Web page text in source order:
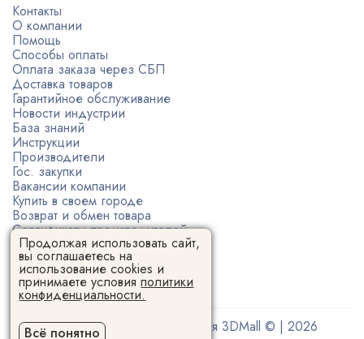
Контакты
О компании
Помощь
Способы оплаты
Оплата заказа через СБП
Доставка товаров
Гарантийное обслуживание
Новости индустрии
База знаний
Инструкции
Производители
Гос. закупки
Вакансии компании
Купить в своем городе
Возврат и обмен товара
Сертификаты производителей
Политика конфиденциальности
Пользовательское соглашение
Поставщик 3D-оборудования 3DMall © | 2026
Продолжая использовать сайт,
вы соглашаетесь на
использование cookies и
принимаете условияполитики
конфиденциальности.
Всё понятно